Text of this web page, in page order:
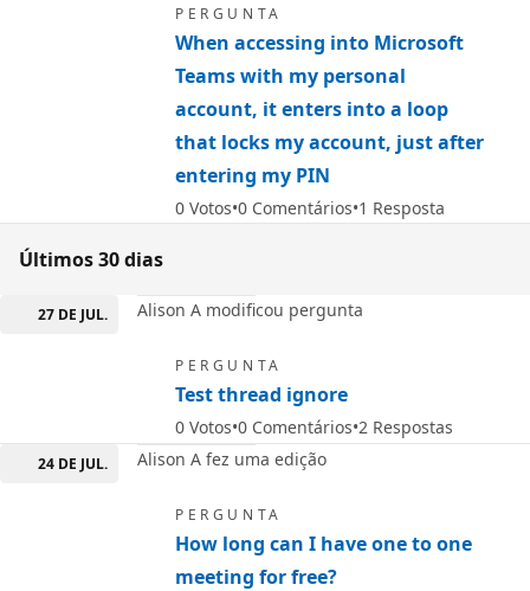
PERGUNTA
When accessing into Microsoft
Teams with my personal
account, it enters into a loop
that locks my account, just after
entering my PIN
0 Votos 0 Comentários 1 Resposta
Últimos 30 dias
27 DE JUL. Alison A modificou pergunta
PERGUNTA
Test thread ignore
0 Votos 0 Comentários 2 Respostas
24 DE JUL. Alison A fez uma edição
PERGUNTA
How long can I have one to one
meeting for free?